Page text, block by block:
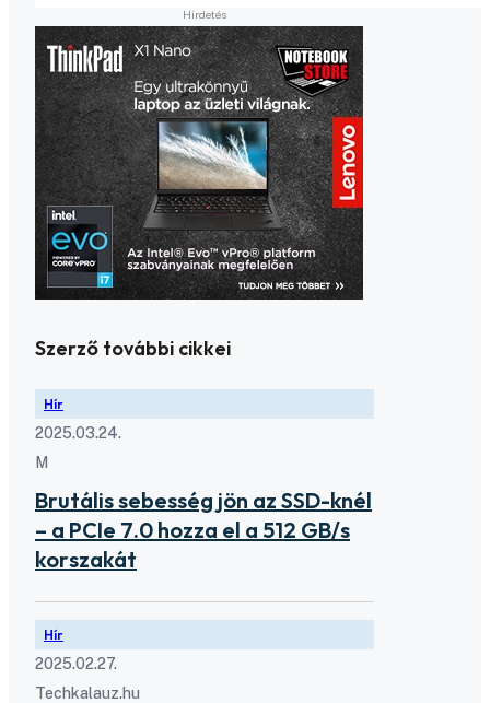
Szerző további cikkei
Hír
2025.03.24.
M
Brutális sebesség jön az SSD-knél
– a PCIe 7.0 hozza el a 512 GB/s
korszakát
Hír
2025.02.27.
Techkalauz.hu